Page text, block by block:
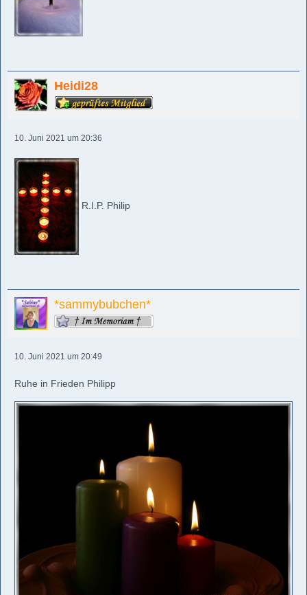
Heidi28
10. Juni 2021 um 20:36
R.I.P. Philip
*sammybubchen*
10. Juni 2021 um 20:49
Ruhe in Frieden Philipp